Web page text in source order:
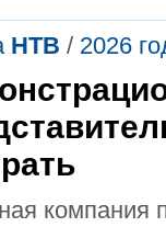
НТВ / 2026
компания